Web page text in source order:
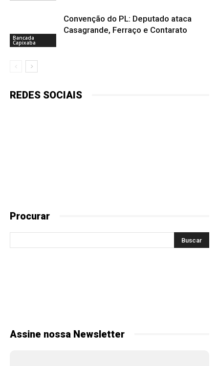
Bancada
Capixaba
Convenção do PL: Deputado ataca
Casagrande, Ferraço e Contarato
REDES SOCIAIS
Procurar
Assine nossa Newsletter